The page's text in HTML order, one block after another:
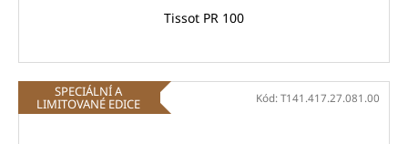
Tissot PR 100
SPECIÁLNÍ A
LIMITOVANÉ EDICE Kód: T141.417.27.081.00